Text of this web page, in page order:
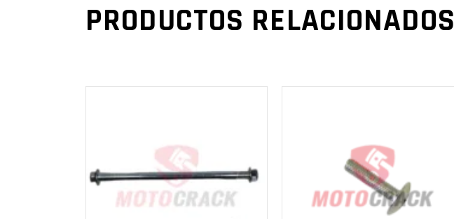
PRODUCTOS RELACIONADOS
AÑADIR AL
CARRITO
AÑADIR AL
CARRITO